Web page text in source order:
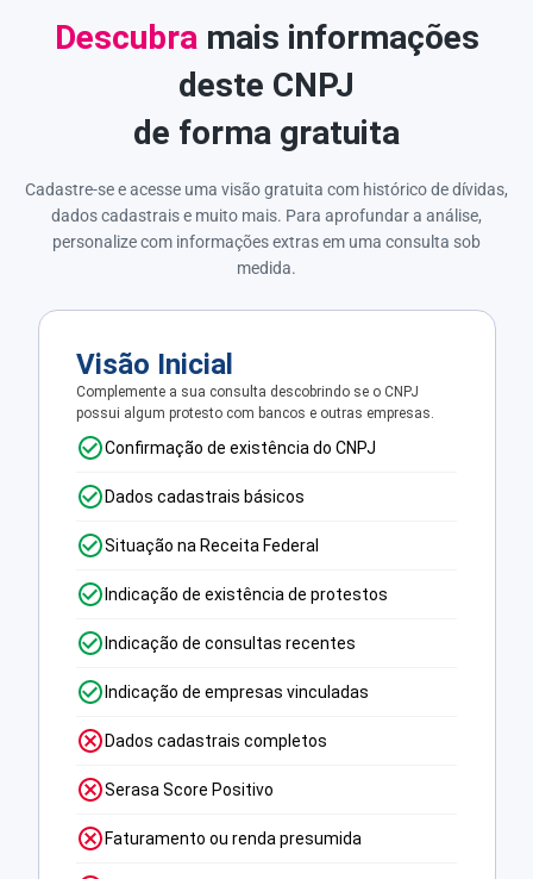
Descubra mais informações
deste CNPJ
de forma gratuita
Cadastre-se e acesse uma visão gratuita com histórico de dívidas,
dados cadastrais e muito mais. Para aprofundar a análise,
personalize com informações extras em uma consulta sob
medida.
Visão Inicial
Complemente a sua consulta descobrindo se o CNPJ
possui algum protesto com bancos e outras empresas.
Confirmação de existência do CNPJ
Dados cadastrais básicos
Situação na Receita Federal
Indicação de existência de protestos
Indicação de consultas recentes
Indicação de empresas vinculadas
Dados cadastrais completos
Serasa Score Positivo
Faturamento ou renda presumida